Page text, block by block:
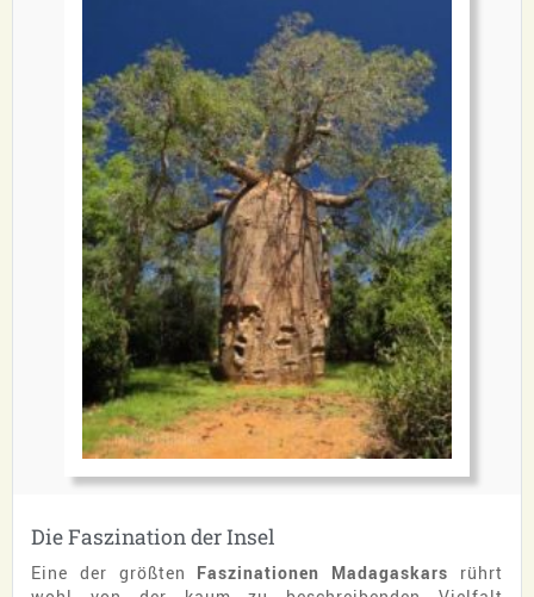
Die Faszination der Insel
Eine der größten Faszinationen Madagaskars rührt